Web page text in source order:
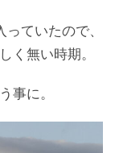
ていたので、
く無い時期。
事に。